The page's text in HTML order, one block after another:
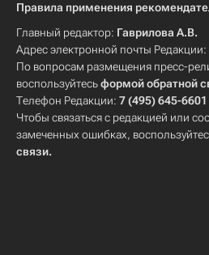
Правила применения
Главный редактор: Гаврилова А.В.
Адрес электронной почты Редакции:
По вопросам размещения пресс-
воспользуйтесьформой обратной
Телефон Редакции: 7 (495) 645-6601
Чтобы связаться с редакцией или
замеченных ошибках,
связи.